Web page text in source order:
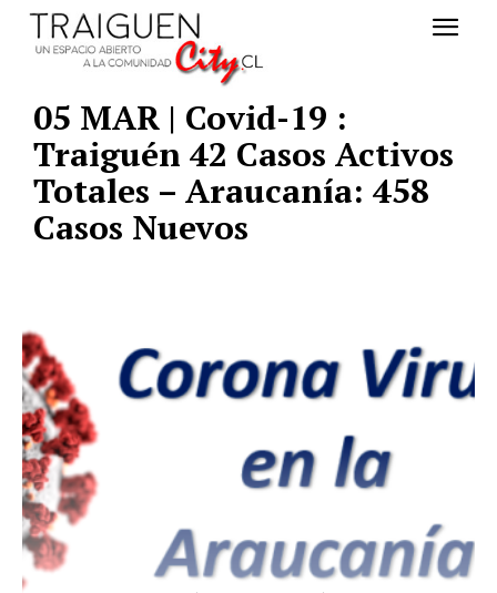
05 MAR | Covid-19 :
Traiguén 42 Casos Activos
Totales – Araucanía: 458
Casos Nuevos